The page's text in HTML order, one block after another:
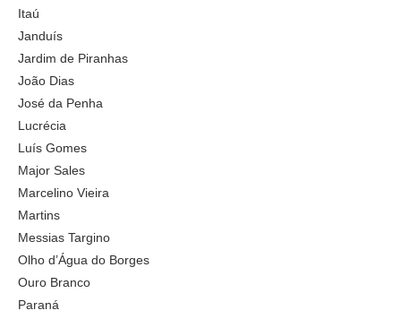
Itaú
Janduís
Jardim de Piranhas
João Dias
José da Penha
Lucrécia
Luís Gomes
Major Sales
Marcelino Vieira
Martins
Messias Targino
Olho d’Água do Borges
Ouro Branco
Paraná